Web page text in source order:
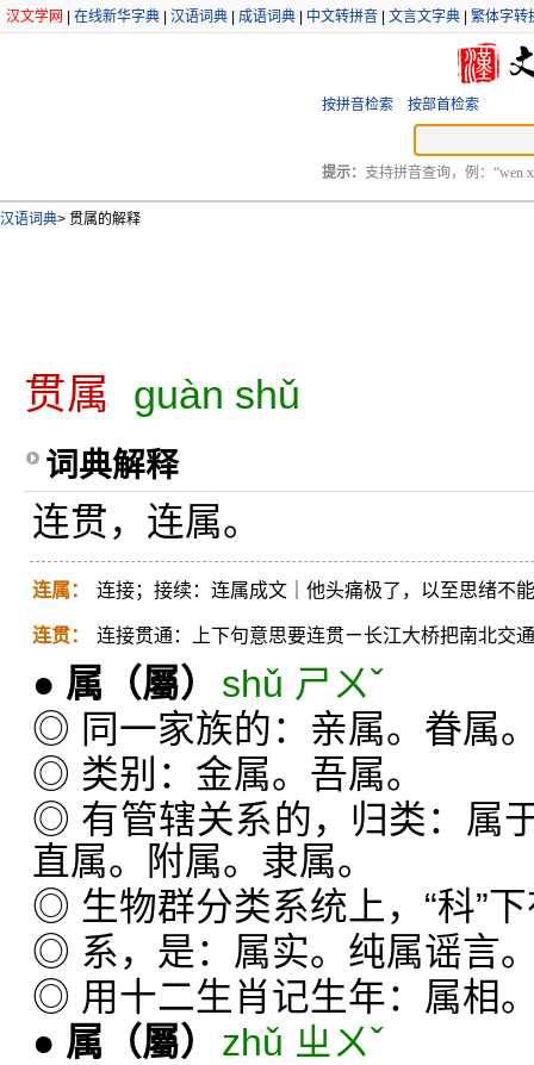
汉文学网 在线新华字典 汉语词典 成语词典 中文转拼音 文言文字典 繁体字转
按拼音检索 按部首检索
提示： 支持拼音查询，例：“wen
汉语词典> 贯属的解释
贯属 guàn shǔ
词典解释
连贯，连属。
连属： 连接；接续：连属成文｜他头痛极了，以至思绪不
连贯： 连接贯通：上下句意思要连贯ㄧ长江大桥把南北交
● 属 （屬）
shǔ ㄕㄨˇ
◎ 同一家族的：亲属。眷属
◎ 类别：金属。吾属。
◎ 有管辖关系的，归类：属
直属。附属。隶属。
◎ 生物群分类系统上，“科”下
◎ 系，是：属实。纯属谣言
◎ 用十二生肖记生年：属相
● 属 （屬）
zhǔ ㄓㄨˇ